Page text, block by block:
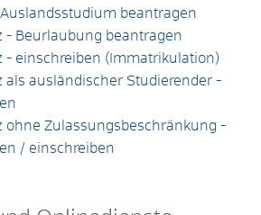
beantragen
- Beurlaubung beantragen
- einschreiben (Immatrikulation)
als ausländischer Studierender -
ohne Zulassungsbeschränkung -
/ einschreiben